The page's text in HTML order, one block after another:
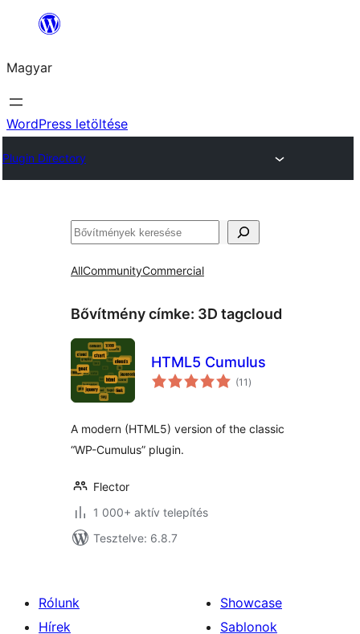
Ugrás
tartalomhoz
Magyar
WordPress letöltése
Plugin Directory
Keresés
AllCommunityCommercial
Bővítmény címke: 3D tagcloud
HTML5 Cumulus
(11 értékelés
összesen
)
A modern (HTML5) version of the classic
“WP-Cumulus” plugin.
Flector
1 000+ aktív telepítés
Tesztelve: 6.8.7
Rólunk
Hírek
Showcase
Sablonok